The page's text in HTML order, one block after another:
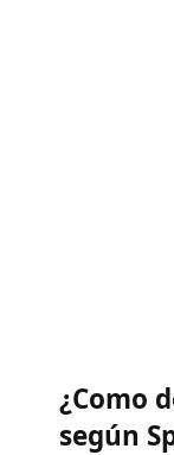
¿Como
según